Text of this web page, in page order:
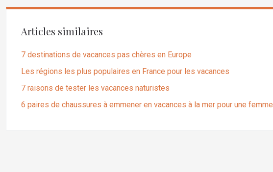
Articles similaires
7 destinations de vacances pas chères en Europe
Les régions les plus populaires en France pour les vacances
7 raisons de tester les vacances naturistes
6 paires de chaussures à emmener en vacances à la mer pour une femme